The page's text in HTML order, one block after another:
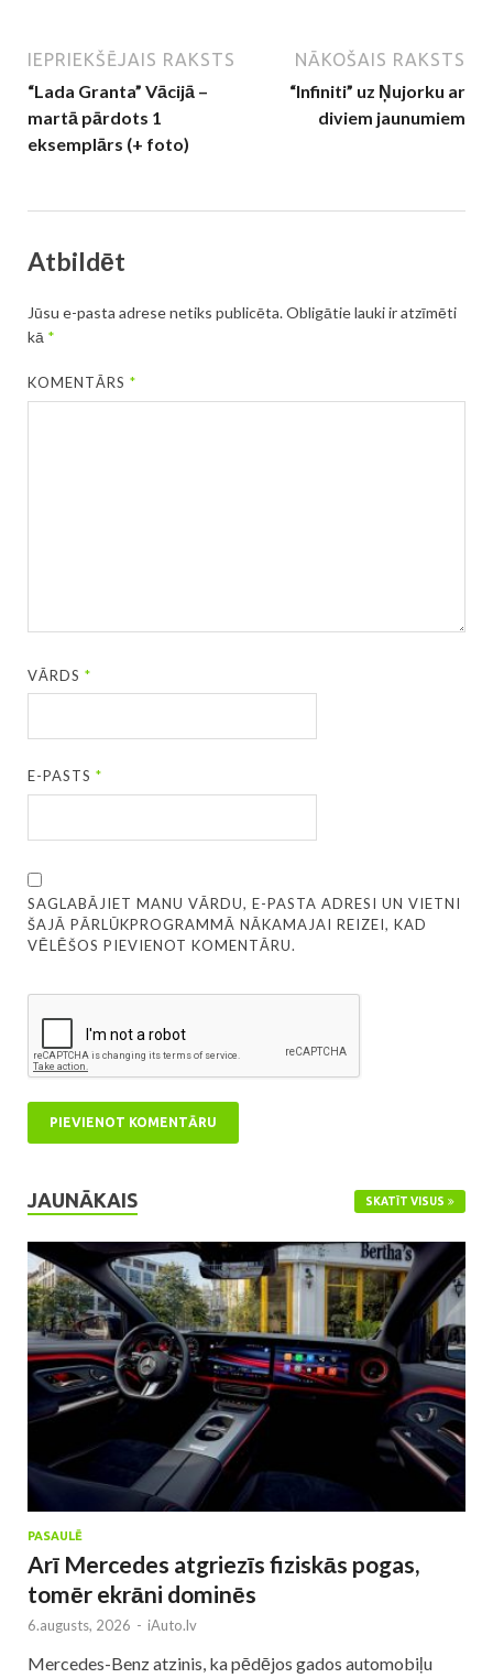
IEPRIEKŠĒJAIS RAKSTS
“Lada Granta” Vācijā –
martā pārdots 1
eksemplārs (+ foto)
NĀKOŠAIS RAKSTS
“Infiniti” uz Ņujorku ar
diviem jaunumiem
Atbildēt
Jūsu e-pasta adrese netiks publicēta.Obligātie lauki ir atzīmēti
kā *
KOMENTĀRS*
VĀRDS*
E-PASTS*
SAGLABĀJIET MANU VĀRDU, E-PASTA ADRESI UN VIETNI
ŠAJĀ PĀRLŪKPROGRAMMĀ NĀKAMAJAI REIZEI, KAD
VĒLĒŠOS PIEVIENOT KOMENTĀRU.
JAUNĀKAIS SKATĪT VISUS
PASAULĒ
Arī Mercedes atgriezīs fiziskās pogas,
tomēr ekrāni dominēs
6.augusts, 2026 - iAuto.lv
Mercedes-Benz atzinis, ka pēdējos gados automobiļu